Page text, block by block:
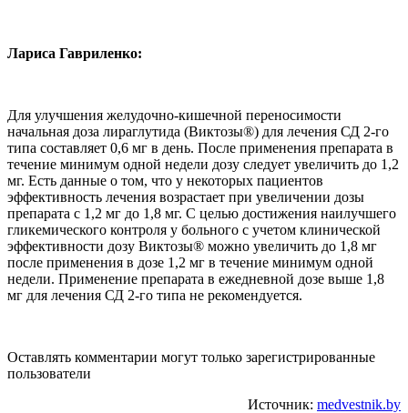
Лариса Гавриленко:
Для улучшения желудочно-кишечной переносимости
начальная доза лираглутида (Виктозы®) для лечения СД 2-го
типа составляет 0,6 мг в день. После применения препарата в
течение минимум одной недели дозу следует увеличить до 1,2
мг. Есть данные о том, что у некоторых пациентов
эффективность лечения возрастает при увеличении дозы
препарата с 1,2 мг до 1,8 мг. С целью достижения наилучшего
гликемического контроля у больного с учетом клинической
эффективности дозу Виктозы® можно увеличить до 1,8 мг
после применения в дозе 1,2 мг в течение минимум одной
недели. Применение препарата в ежедневной дозе выше 1,8
мг для лечения СД 2-го типа не рекомендуется.
Оставлять комментарии могут только зарегистрированные
пользователи
Источник: medvestnik.by